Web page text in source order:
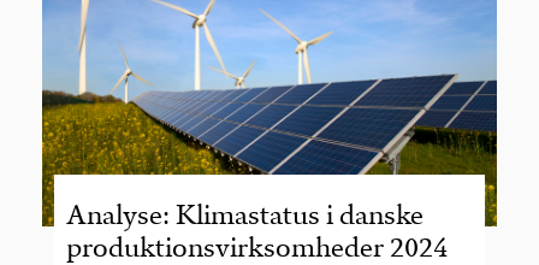
Analyse: Klimastatus i danske
produktionsvirksomheder 2024